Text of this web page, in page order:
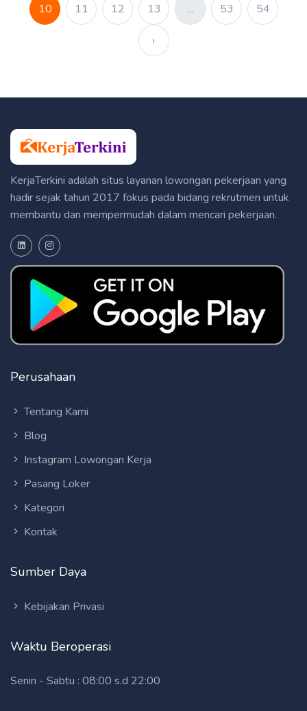
10 11 12 13 ... 53 54
›
KerjaTerkini adalah situs layanan lowongan pekerjaan yang
hadir sejak tahun 2017 fokus pada bidang rekrutmen untuk
membantu dan mempermudah dalam mencari pekerjaan.
Perusahaan
Tentang Kami
Blog
Instagram Lowongan Kerja
Pasang Loker
Kategori
Kontak
Sumber Daya
Kebijakan Privasi
Waktu Beroperasi
Senin - Sabtu : 08:00 s.d 22:00